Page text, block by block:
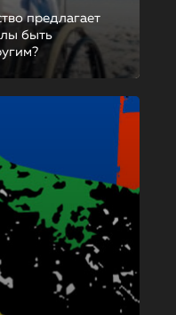
предлагает
быть